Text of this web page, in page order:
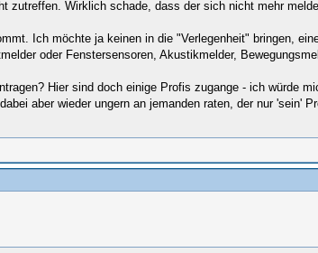
zutreffen. Wirklich schade, dass der sich nicht mehr
Ich möchte ja keinen in die "Verlegenheit" bringen,
oder Fenstersensoren, Akustikmelder,
Hier sind doch einige Profis zugange - ich würde
aber wieder ungern an jemanden raten, der nur 'sein'